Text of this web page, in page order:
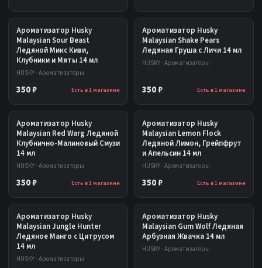
Ароматизатор Husky
Malaysian Sour Beast
Ледяной Микс Киви,
Клубники и Мяты 14 мл
HUSKY · Ароматизаторы
350 ₽ Есть в 1 магазине
Ароматизатор Husky
Malaysian Shake Pears
Ледяная Груша с Личи 14 мл
HUSKY · Ароматизаторы
350 ₽ Есть в 1 магазине
Ароматизатор Husky
Malaysian Red Warg Ледяной
Клубнично-Малиновый Смузи
14 мл
HUSKY · Ароматизаторы
350 ₽ Есть в 1 магазине
Ароматизатор Husky
Malaysian Lemon Flock
Ледяной Лимон, Грейпфрут
и Апельсин 14 мл
HUSKY · Ароматизаторы
350 ₽ Есть в 1 магазине
Ароматизатор Husky
Malaysian Jungle Hunter
Ледяное Манго с Цитрусом
14 мл
HUSKY · Ароматизаторы
Ароматизатор Husky
Malaysian Gum Wolf Ледяная
Арбузная Жвачка 14 мл
HUSKY · Ароматизаторы